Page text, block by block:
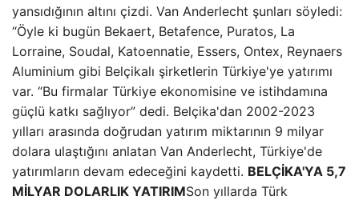
yansıdığının altını çizdi. Van Anderlecht şunları söyledi:
“Öyle ki bugün Bekaert, Betafence, Puratos, La
Lorraine, Soudal, Katoennatie, Essers, Ontex, Reynaers
Aluminium gibi Belçikalı şirketlerin Türkiye'ye yatırımı
var. “Bu firmalar Türkiye ekonomisine ve istihdamına
güçlü katkı sağlıyor” dedi. Belçika'dan 2002-2023
yılları arasında doğrudan yatırım miktarının 9 milyar
dolara ulaştığını anlatan Van Anderlecht, Türkiye'de
yatırımların devam edeceğini kaydetti. BELÇİKA'YA 5,7
MİLYAR DOLARLIK YATIRIMSon yıllarda Türk